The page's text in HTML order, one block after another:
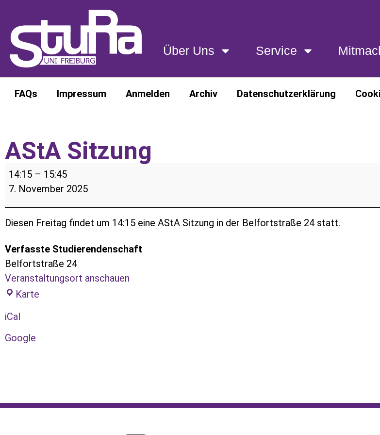
Über Uns Service
FAQs Impressum Anmelden Archiv Datenschutzerklärung
AStA Sitzung
14:15 – 15:45
7. November 2025
Diesen Freitag findet um 14:15 eine AStA Sitzung in der Belfortstraße 24 statt.
Verfasste Studierendenschaft
Belfortstraße 24
Veranstaltungsort anschauen
Karte
iCal
Google